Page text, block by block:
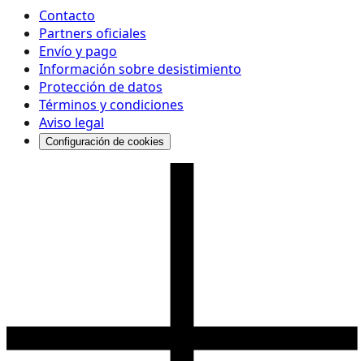
Contacto
Partners oficiales
Envío y pago
Información sobre desistimiento
Protección de datos
Términos y condiciones
Aviso legal
Configuración de cookies